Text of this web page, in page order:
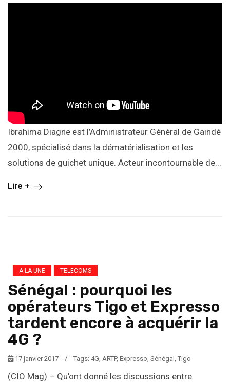
Ibrahima Diagne est l’Administrateur Général de Gaindé
2000, spécialisé dans la dématérialisation et les
solutions de guichet unique. Acteur incontournable de...
Lire +
A LA UNE TELECOMS
Sénégal : pourquoi les
opérateurs Tigo et Expresso
tardent encore à acquérir la
4G ?
17 janvier 2017 / Tags: 4G ARTP, Expresso Sénégal Tigo
(CIO Mag) – Qu’ont donné les discussions entre